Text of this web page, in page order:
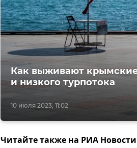
10 июля 2023, 11:02
Как выживают
и низкого турпотока
Читайте также на РИА